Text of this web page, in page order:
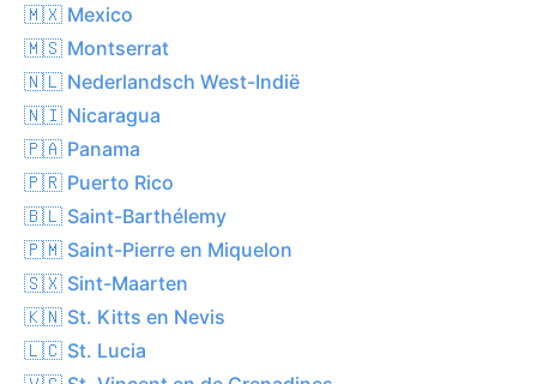
🇲🇽 Mexico
🇲🇸 Montserrat
🇳🇱 Nederlandsch West-Indië
🇳🇮 Nicaragua
🇵🇦 Panama
🇵🇷 Puerto Rico
🇧🇱 Saint-Barthélemy
🇵🇲 Saint-Pierre en Miquelon
🇸🇽 Sint-Maarten
🇰🇳 St. Kitts en Nevis
🇱🇨 St. Lucia